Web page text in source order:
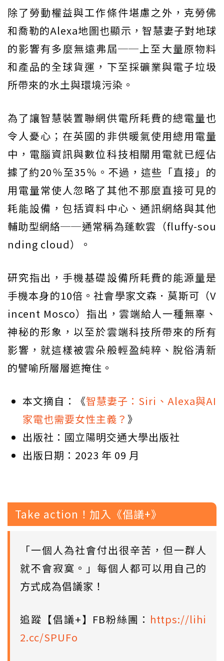
除了勞動權益與工作條件堪慮之外，克勞佛
和喬勒的Alexa地圖也顯示，智慧妻子對地球
的影響有多麼無遠弗屆──上至大量原物料
和產品的全球貨運，下至採礦業與電子垃圾
所帶來的水土與環境污染。
為了讓智慧裝置聯網供電所耗費的總電量也
令人憂心；在英國的非供暖氣使用總用電量
中，電腦資訊與數位科技相關用電就已經佔
據了約20％至35％。不過，這些「直接」的
用電量常使人忽略了其他不那麼直接可見的
耗能設備，包括資料中心、通訊網絡與其他
輔助型網絡──通常稱為蓬軟雲（fluffy-sou
nding cloud）。
研究指出，手機基礎設備所耗費的能源量是
手機本身的10倍。社會學家文森．莫斯可（V
incent Mosco）指出，雲端給人一種無辜、
神秘的形象，以至於雲端科技所帶來的所有
影響，就這樣被雲朵般輕盈純粹、脫俗清新
的譬喻所層層遮掩住。
本文摘自：《智慧妻子：Siri、Alexa與AI
家電也需要女性主義？ 》
出版社：國立陽明交通大學出版社
出版日期：2023 年 09 月
Take action！加入《倡議+》
「一個人為社會付出很辛苦，但一群人
就不會寂寞。」每個人都可以用自己的
方式成為倡議家！
追蹤【倡議+】FB粉絲團： https://lihi
2.cc/SPUFo